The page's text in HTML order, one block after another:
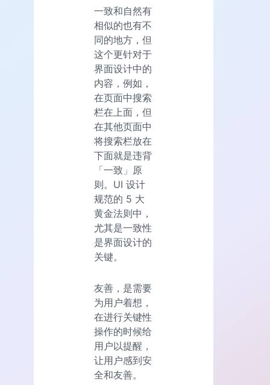
一致和自然有
相似的也有不
同的地方，但
这个更针对于
界面设计中的
内容，例如，
在页面中搜索
栏在上面，但
在其他页面中
将搜索栏放在
下面就是违背
「一致」原
则。UI 设计
规范的 5 大
黄金法则中，
尤其是一致性
是界面设计的
关键。
友善，是需要
为用户着想，
在进行关键性
操作的时候给
用户以提醒，
让用户感到安
全和友善。